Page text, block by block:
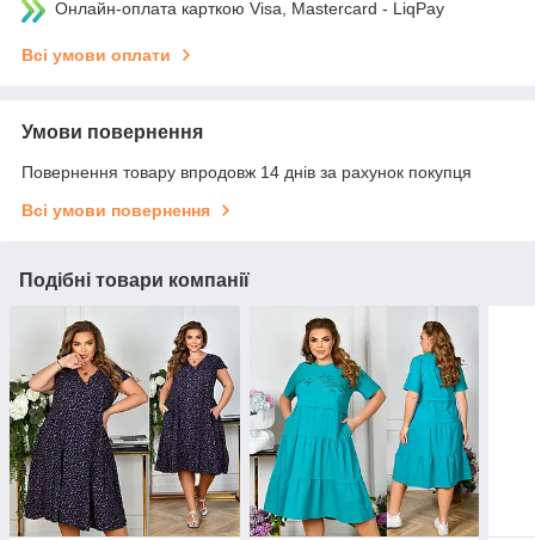
Онлайн-оплата карткою Visa, Mastercard - LiqPay
Всі умови оплати
Умови повернення
Повернення товару впродовж 14 днів за рахунок покупця
Всі умови повернення
Подібні товари компанії